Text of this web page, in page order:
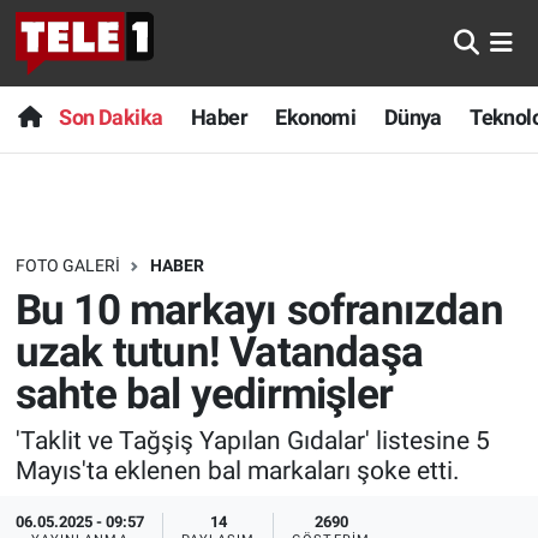
Son Dakika Haber Ekonomi Dünya
FOTO GALERI HABER
Bu 10 markayı sofranızdan
uzak tutun! Vatandaşa
sahte bal yedirmişler
'Taklit ve Tağşiş Yapılan Gıdalar' listesine 5
Mayıs'ta eklenen bal markaları şoke etti.
06.05.2025 - 09:57 14 2690
Anında Manşet
Başka Sohbetler
Bilim turu
Bilim ve Teknoloji Evreni
Doğa Konuşuyor
Dünya
Ege Saati
Son Dakika
Haber
Dünya
Teknoloji
Sağlık
Spor
Yayın Akışı
Nöbetçi Eczaneler
Hava Durumu
Trafik Durumu
Süper Lig Puan Durumu ve Fikstür
Tüm Manşetler
Son Dakika Haberleri
Haber Arşivi